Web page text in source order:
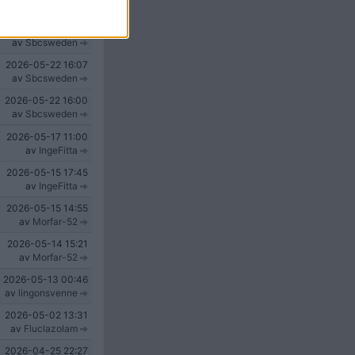
avSbcsweden
2026-05-22 16:07
av Sbcsweden
2026-05-22 16:00
av Sbcsweden
2026-05-17 11:00
av IngeFitta
2026-05-15 17:45
av IngeFitta
2026-05-15 14:55
av Morfar-52
2026-05-14 15:21
av Morfar-52
2026-05-13 00:46
av lingonsvenne
2026-05-02 13:31
av Fluclazolam
2026-04-25 22:27